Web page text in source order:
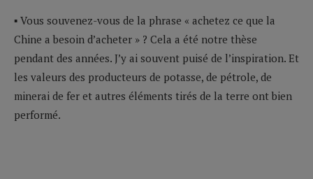
▪ Vous souvenez-vous de la phrase « achetez ce que la
Chine a besoin d’acheter » ? Cela a été notre thèse
pendant des années. J’y ai souvent puisé de l’inspiration. Et
les valeurs des producteurs de potasse, de pétrole, de
minerai de fer et autres éléments tirés de la terre ont bien
performé.